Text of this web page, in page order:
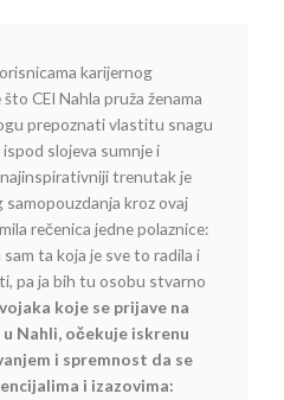
karijernog
CEI Nahla pruža ženama
prepoznati vlastitu snagu
slojeva sumnje i
trenutak je
kroz ovaj
rečenica jedne polaznice:
ta koja je sve to radila i
pa ja bih tu osobu stvarno
koje se prijave na
Nahli, očekuje iskrenu
i spremnost da se
i izazovima: